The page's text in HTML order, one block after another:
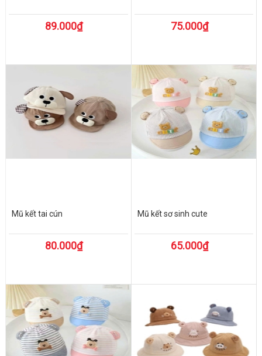
89.000₫ 75.000₫
Mũ kết tai cún
80.000₫
Mũ kết sơ sinh cute
65.000₫